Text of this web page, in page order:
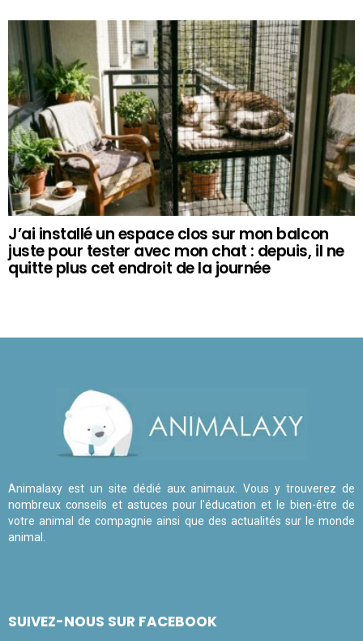
J’ai installé un espace clos sur mon balcon
juste pour tester avec mon chat : depuis, il ne
quitte plus cet endroit de la journée
Animalaxy est un site dédié aux animaux. Vous y trouverez de
nombreux conseils et astuces pour l'éducation et le bien-être de
votre animal de compagnie ainsi que des actualités sur le monde
animal.
SUIVEZ-NOUS SUR FACEBOOK